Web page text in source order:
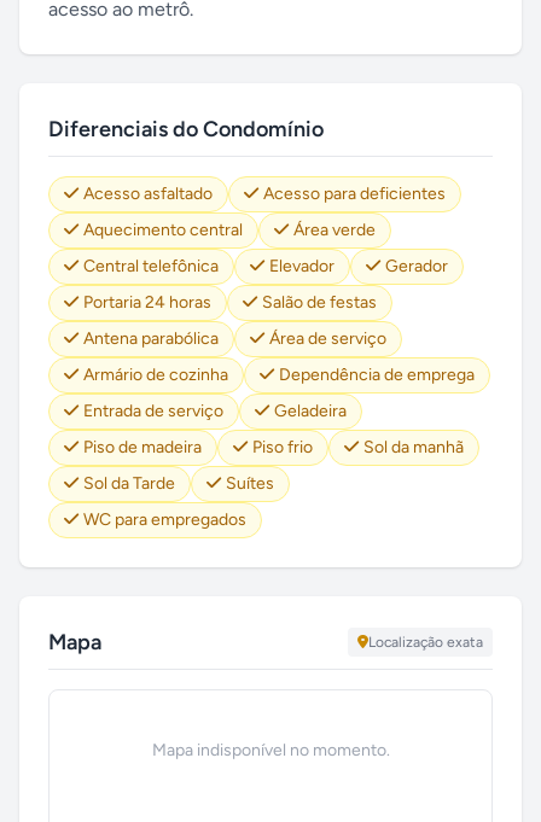
acesso ao metrô.
Diferenciais do Condomínio
Acesso asfaltado
Acesso para deficientes
Aquecimento central
Área verde
Central telefônica
Elevador
Gerador
Portaria 24 horas
Salão de festas
Antena parabólica
Área de serviço
Armário de cozinha
Dependência de emprega
Entrada de serviço
Geladeira
Piso de madeira
Piso frio
Sol da manhã
Sol da Tarde
Suítes
WC para empregados
Mapa Localização exata
Mapa indisponível no momento.